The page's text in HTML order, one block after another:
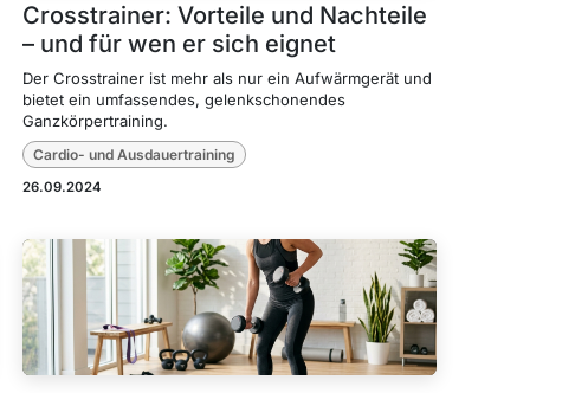
Crosstrainer: Vorteile und Nachteile
– und für wen er sich eignet
Der Crosstrainer ist mehr als nur ein Aufwärmgerät und
bietet ein umfassendes, gelenkschonendes
Ganzkörpertraining.
Cardio- und Ausdauertraining
26.09.2024